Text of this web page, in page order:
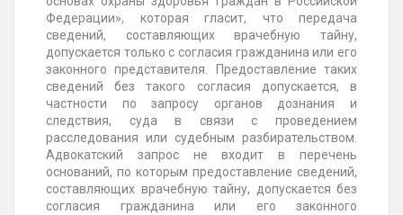
Федерации», которая гласит, что передача
сведений, составляющих врачебную тайну,
допускается только с согласия гражданина или его
законного представителя. Предоставление таких
сведений без такого согласия допускается, в
частности по запросу органов дознания и
следствия, суда в связи с проведением
расследования или судебным разбирательством.
Адвокатский запрос не входит в перечень
оснований, по которым предоставление сведений,
составляющих врачебную тайну, допускается без
согласия гражданина или его законного